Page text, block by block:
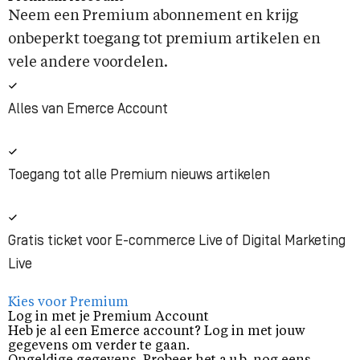
Neem een Premium abonnement en krijg
onbeperkt toegang tot premium artikelen en
vele andere voordelen.
Alles van Emerce Account
Toegang tot alle Premium nieuws artikelen
Gratis ticket voor E-commerce Live of Digital Marketing
Live
Kies voor Premium
Log in met je Premium Account
Heb je al een Emerce account? Log in met jouw
gegevens om verder te gaan.